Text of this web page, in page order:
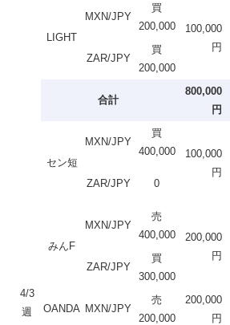
LIGHT
MXN/JPY
買
200,000
100,000
円
ZAR/JPY
買
200,000
合計
800,000
円
4/3
週
セン短
MXN/JPY
買
400,000
100,000
円
ZAR/JPY 0
みんF
MXN/JPY
売
400,000
200,000
円
ZAR/JPY
買
300,000
OANDA MXN/JPY
売
200,000
200,000
円